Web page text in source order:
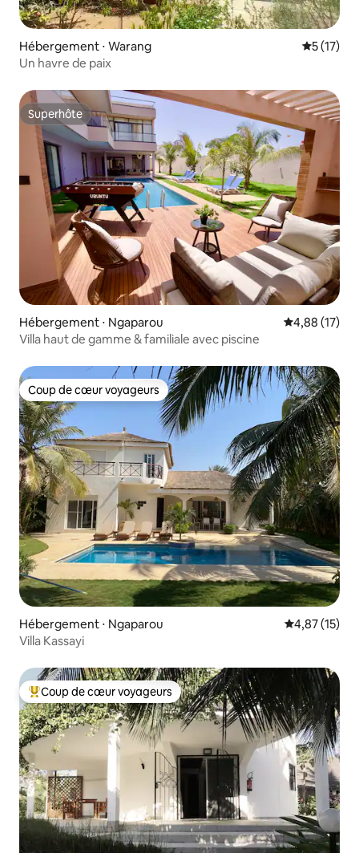
Hébergement ⋅ Warang
5 (17)
Un havre de paix
Superhôte
Superhôte
Hébergement ⋅ Ngaparou Évaluation
4,88 (17)
Villa haut de gamme & familiale avec piscine
Coup de cœur voyageurs
Coup de cœur voyageurs
Hébergement ⋅ Ngaparou Évaluation
4,87 (15)
Villa Kassayi
Coups de cœur voyageurs les plus appréciés
Coup de cœur voyageurs